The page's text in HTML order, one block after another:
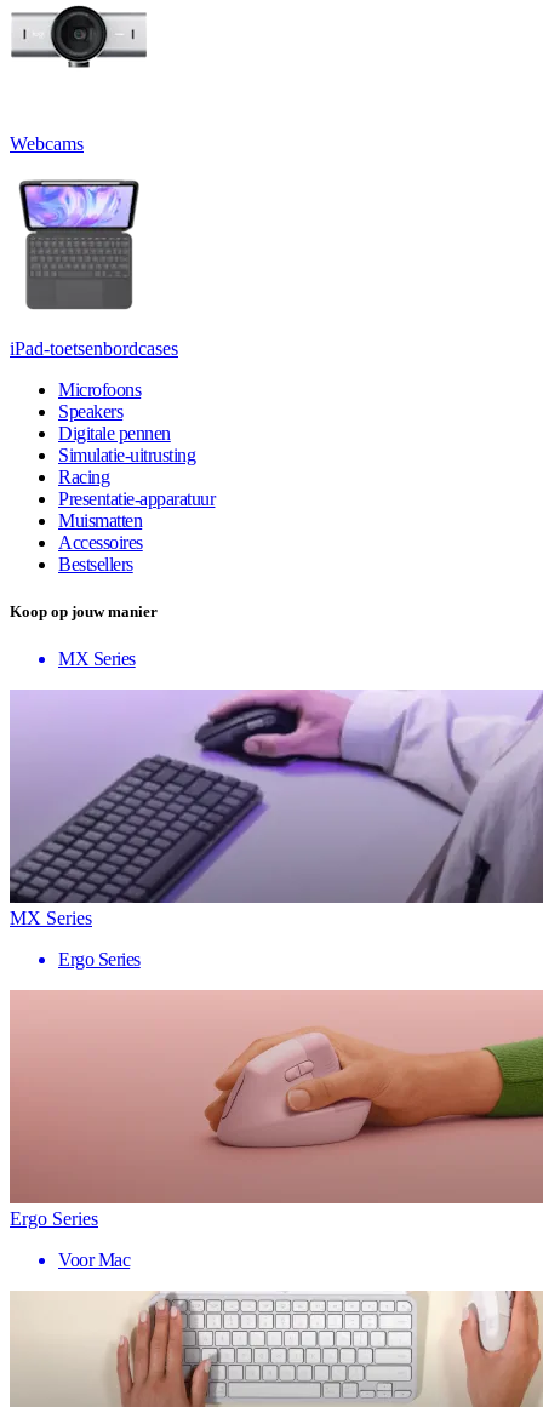
Webcams
iPad-toetsenbordcases
Microfoons
Speakers
Digitale pennen
Simulatie-uitrusting
Racing
Presentatie-apparatuur
Muismatten
Accessoires
Bestsellers
Koop op jouw manier
MX Series
MX Series
Ergo Series
Ergo Series
Voor Mac